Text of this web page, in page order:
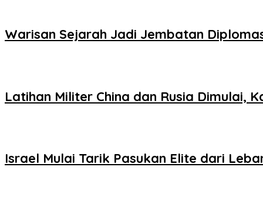
Warisan Sejarah Jadi Jembatan
Latihan Militer China dan Rusia Dimulai,
Israel Mulai Tarik Pasukan Elite dari